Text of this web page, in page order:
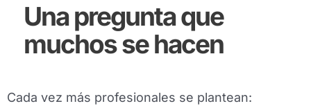
Una pregunta que
muchos se hacen
Cada vez más profesionales se plantean: